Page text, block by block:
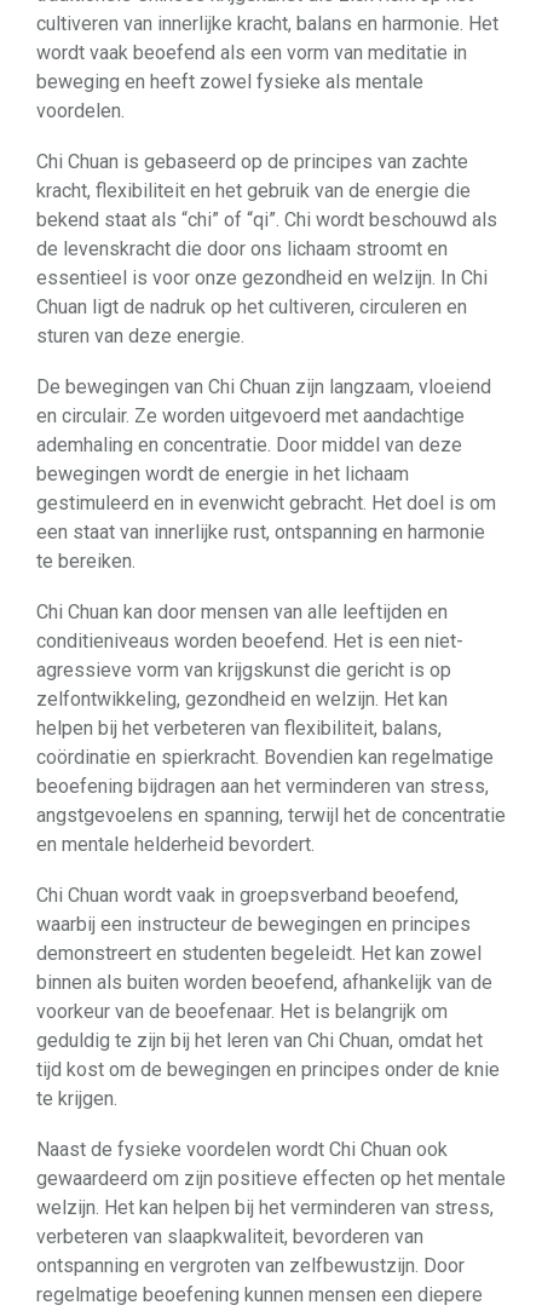
cultiveren van innerlijke kracht, balans en harmonie. Het
wordt vaak beoefend als een vorm van meditatie in
beweging en heeft zowel fysieke als mentale
voordelen.
Chi Chuan is gebaseerd op de principes van zachte
kracht, flexibiliteit en het gebruik van de energie die
bekend staat als “chi” of “qi”. Chi wordt beschouwd als
de levenskracht die door ons lichaam stroomt en
essentieel is voor onze gezondheid en welzijn. In Chi
Chuan ligt de nadruk op het cultiveren, circuleren en
sturen van deze energie.
De bewegingen van Chi Chuan zijn langzaam, vloeiend
en circulair. Ze worden uitgevoerd met aandachtige
ademhaling en concentratie. Door middel van deze
bewegingen wordt de energie in het lichaam
gestimuleerd en in evenwicht gebracht. Het doel is om
een staat van innerlijke rust, ontspanning en harmonie
te bereiken.
Chi Chuan kan door mensen van alle leeftijden en
conditieniveaus worden beoefend. Het is een niet-
agressieve vorm van krijgskunst die gericht is op
zelfontwikkeling, gezondheid en welzijn. Het kan
helpen bij het verbeteren van flexibiliteit, balans,
coördinatie en spierkracht. Bovendien kan regelmatige
beoefening bijdragen aan het verminderen van stress,
angstgevoelens en spanning, terwijl het de concentratie
en mentale helderheid bevordert.
Chi Chuan wordt vaak in groepsverband beoefend,
waarbij een instructeur de bewegingen en principes
demonstreert en studenten begeleidt. Het kan zowel
binnen als buiten worden beoefend, afhankelijk van de
voorkeur van de beoefenaar. Het is belangrijk om
geduldig te zijn bij het leren van Chi Chuan, omdat het
tijd kost om de bewegingen en principes onder de knie
te krijgen.
Naast de fysieke voordelen wordt Chi Chuan ook
gewaardeerd om zijn positieve effecten op het mentale
welzijn. Het kan helpen bij het verminderen van stress,
verbeteren van slaapkwaliteit, bevorderen van
ontspanning en vergroten van zelfbewustzijn. Door
regelmatige beoefening kunnen mensen een diepere